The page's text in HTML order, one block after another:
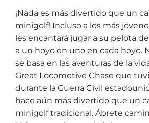
¡Nada es más divertido que un
minigolf! Incluso a los más
les encantará jugar a su pelota
a un hoyo en uno en cada hoyo.
se basa en las aventuras de la
Great Locomotive Chase que
durante la Guerra Civil
hace aún más divertido que un
minigolf tradicional. Ábrete